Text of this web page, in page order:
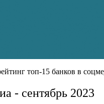
топ-15 банков в
- сентябрь 2023